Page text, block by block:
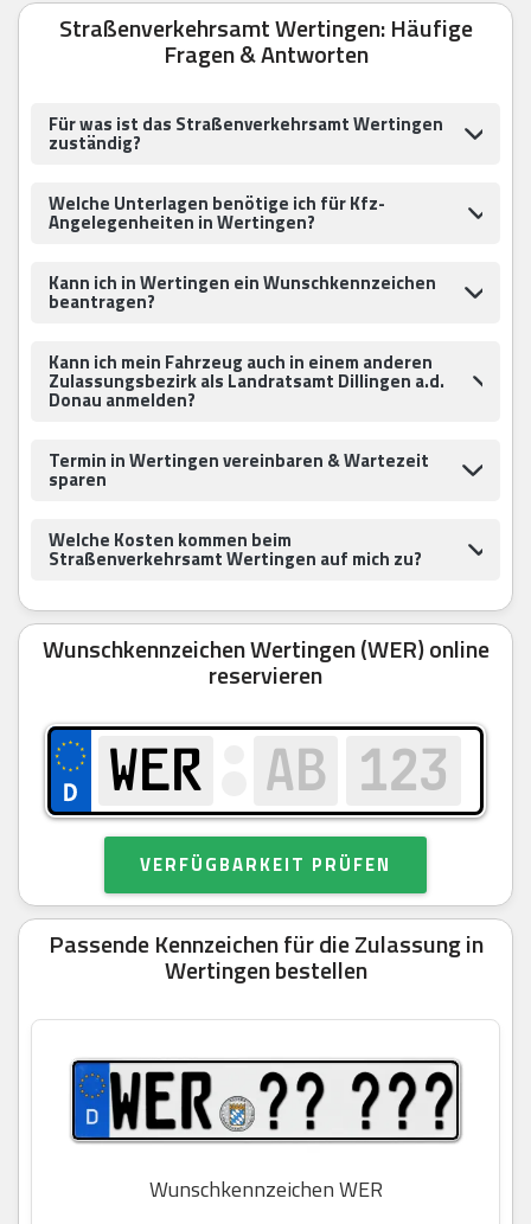
Straßenverkehrsamt Wertingen: Häufige
Fragen & Antworten
Für was ist das Straßenverkehrsamt Wertingen
zuständig?
Welche Unterlagen benötige ich für Kfz-
Angelegenheiten in Wertingen?
Kann ich in Wertingen ein Wunschkennzeichen
beantragen?
Kann ich mein Fahrzeug auch in einem anderen
Zulassungsbezirk als Landratsamt Dillingen a.d.
Donau anmelden?
Termin in Wertingen vereinbaren & Wartezeit
sparen
Welche Kosten kommen beim
Straßenverkehrsamt Wertingen auf mich zu?
Wunschkennzeichen Wertingen (WER) online
reservieren
VERFÜGBARKEIT PRÜFEN
Passende Kennzeichen für die Zulassung in
Wertingen bestellen
Wunschkennzeichen WER